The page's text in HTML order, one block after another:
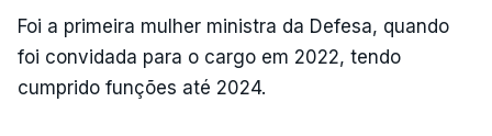
Foi a primeira mulher ministra da Defesa, quando
foi convidada para o cargo em 2022, tendo
cumprido funções até 2024.